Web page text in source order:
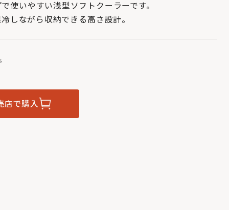
使いやすい浅型ソフトクーラーです。
しながら収納できる高さ設計。
店で購入